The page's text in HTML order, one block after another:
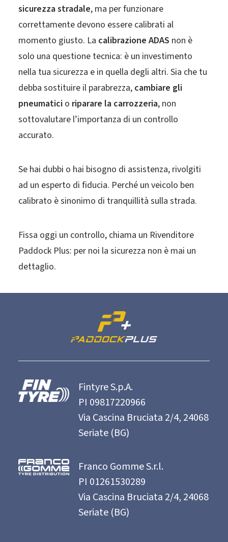
sicurezza stradale, ma per funzionare
correttamente devono essere calibrati al
momento giusto. La calibrazione ADAS non è
solo una questione tecnica: è un investimento
nella tua sicurezza e in quella degli altri. Sia che tu
debba sostituire il parabrezza, cambiare gli
pneumatici o riparare la carrozzeria, non
sottovalutare l’importanza di un controllo
accurato.
Se hai dubbi o hai bisogno di assistenza, rivolgiti
ad un esperto di fiducia. Perché un veicolo ben
calibrato è sinonimo di tranquillità sulla strada.
Fissa oggi un controllo, chiama un Rivenditore
Paddock Plus: per noi la sicurezza non è mai un
dettaglio.
Fintyre S.p.A.
PI 09817220966
Via Cascina Bruciata 2/4, 24068
Seriate (BG)
Franco Gomme S.r.l.
PI 01261530289
Via Cascina Bruciata 2/4, 24068
Seriate (BG)